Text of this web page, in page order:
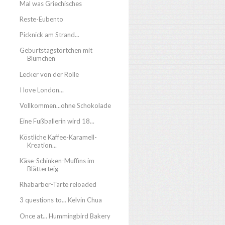
Mal was Griechisches
Reste-Eubento
Picknick am Strand...
Geburtstagstörtchen mit
Blümchen
Lecker von der Rolle
I love London...
Vollkommen...ohne Schokolade
Eine Fußballerin wird 18...
Köstliche Kaffee-Karamell-
Kreation...
Käse-Schinken-Muffins im
Blätterteig
Rhabarber-Tarte reloaded
3 questions to... Kelvin Chua
Once at... Hummingbird Bakery